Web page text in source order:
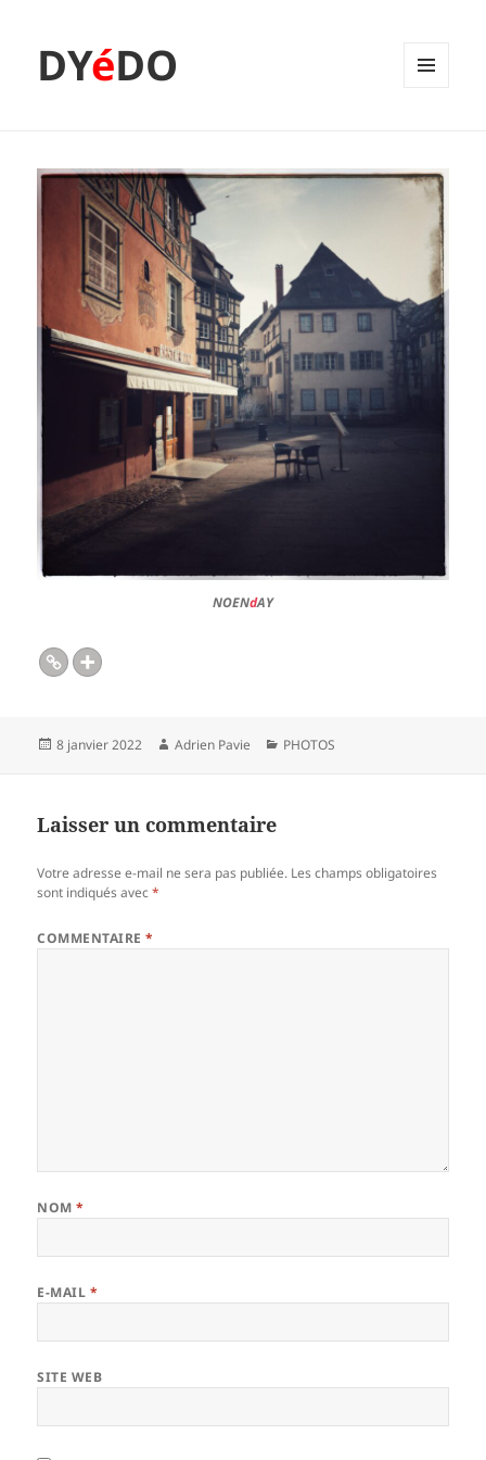
DYéDO
NOENdAY
Publié
8 janvier 2022 Auteur
Adrien Pavie Catégories
PHOTOS
Laisser un commentaire
Votre adresse e-mail ne sera pas publiée. Les champs obligatoires
sont indiqués avec*
COMMENTAIRE*
NOM*
E-MAIL *
SITE WEB